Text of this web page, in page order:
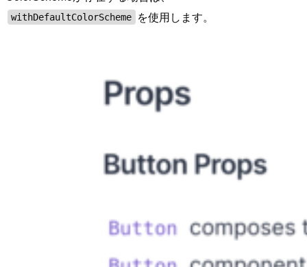
withDefaultColorScheme を使用します。